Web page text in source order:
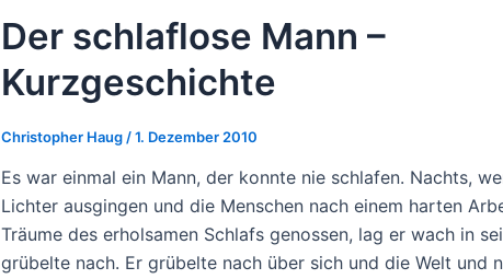
Der schlaflose Mann –
Kurzgeschichte
Christopher Haug /1. Dezember 2010
Es war einmal ein Mann, der konnte nie schlafen. Nachts,
Lichter ausgingen und die Menschen nach einem harten
Träume des erholsamen Schlafs genossen, lag er wach in
grübelte nach. Er grübelte nach über sich und die Welt und